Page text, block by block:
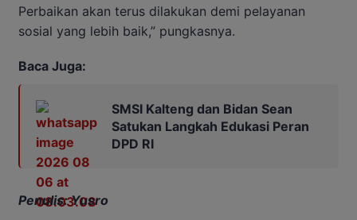
Perbaikan akan terus dilakukan demi pelayanan
sosial yang lebih baik,” pungkasnya.
Baca Juga:
SMSI Kalteng dan Bidan Sean
Satukan Langkah Edukasi Peran
DPD RI
Penulis: Yusro